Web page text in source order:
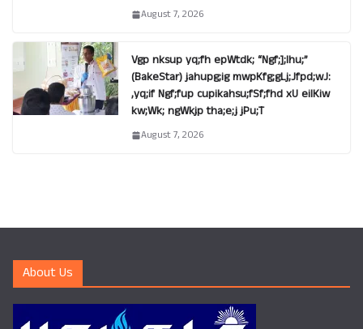
August 7, 2026
Vgp nksup yq;fh epWtdk; “Ngf;];lhu;”
(BakeStar) jahupg;ig mwpKfg;gLj;Jfpd;wJ:
,yq;if Ngf;fup cupikahsu;fSf;fhd xU eilKiw
kw;Wk; ngWkjp tha;e;j jPu;T
August 7, 2026
About Us